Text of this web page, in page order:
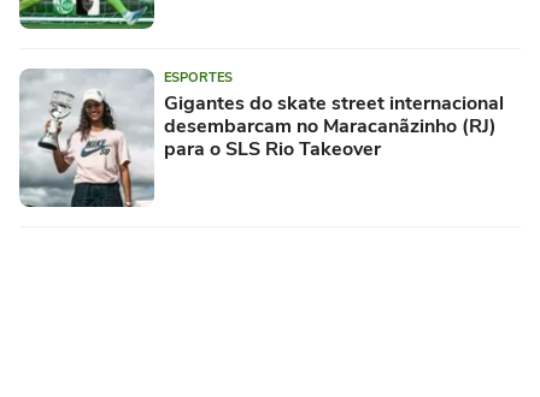
ESPORTES
Gigantes do skate street internacional
desembarcam no Maracanãzinho (RJ)
para o SLS Rio Takeover